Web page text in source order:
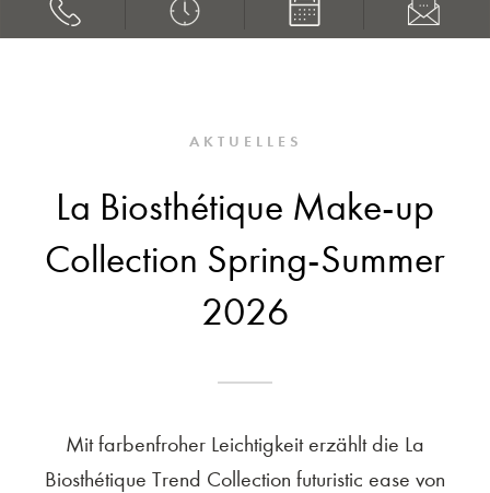
AKTUELLES
La Biosthétique Make-up
Collection Spring-Summer
2026
Mit farbenfroher Leichtigkeit erzählt die La
Biosthétique Trend Collection futuristic ease von